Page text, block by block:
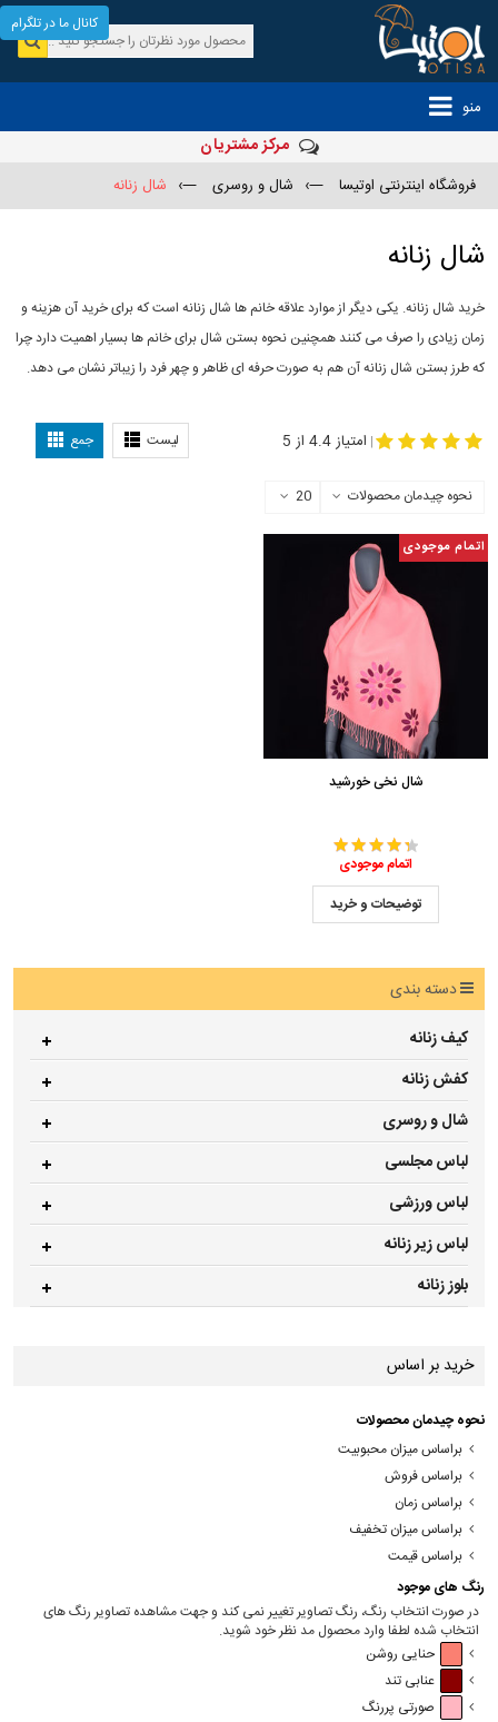
منو
مرکز مشتریان
فروشگاه اینترنتی اوتیسا —› شال و روسری —› شال زنانه
شال زنانه
خرید شال زنانه. یکی دیگر از موارد علاقه خانم ها شال زنانه است که برای خرید آن هزینه و
زمان زیادی را صرف می کنند همچنین نحوه بستن شال برای خانم ها بسیار اهمیت دارد چرا
که طرز بستن شال زنانه آن هم به صورت حرفه ای ظاهر و چهر فرد را زیباتر نشان می دهد.
لیست جمع | امتیاز 4.4 از 5
نحوه چیدمان محصولات 20
اتمام موجودی
شال نخی خورشید
اتمام موجودی
توضیحات و خرید
دسته بندی
کیف زنانه
کفش زنانه
شال و روسری
لباس مجلسی
لباس ورزشی
لباس زیر زنانه
بلوز زنانه
خرید بر اساس
نحوه چیدمان محصولات
براساس میزان محبوبیت
براساس فروش
براساس زمان
براساس میزان تخفیف
براساس قیمت
رنگ های موجود
در صورت انتخاب رنگ، رنگ تصاویر تغییر نمی کند و جهت مشاهده تصاویر رنگ های
انتخاب شده لطفا وارد محصول مد نظر خود شوید.
حنایی روشن
عنابی تند
صورتی پررنگ
کانال ما در تلگرام